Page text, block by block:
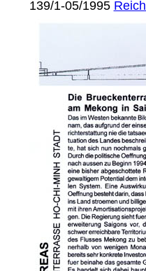
139/1-05/1995 Reichl